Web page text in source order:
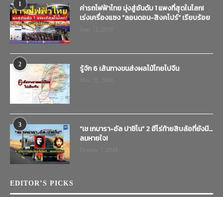
1
ค่ารถไฟฟ้าไทย มุ่งสู่อันดับ 1 แพงที่สุดในโลก!
เร่งเครื่องแซง “ลอนดอน-สิงคโปร์” เรียบร้อย
2 รู้จัก 6 เส้นทางขนส่งผลไม้ไทยไปจีน
3
“เช เกบารา-อัล ปาชิโน” 2 ฮีโร่ท้ายสิบล้อที่ยังมี…
ลมหายใจ!
EDITOR’S PICKS